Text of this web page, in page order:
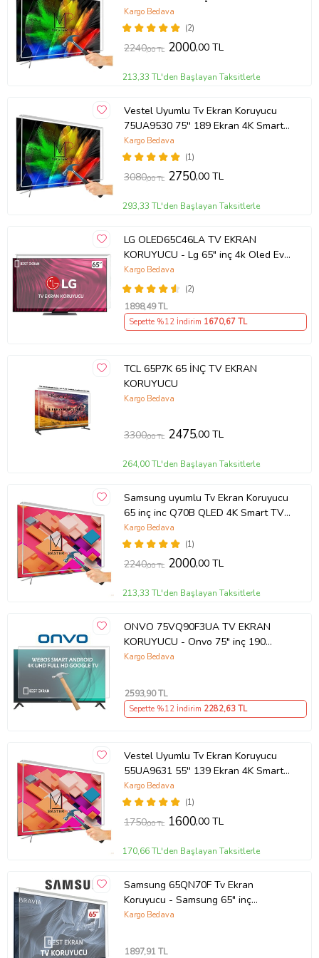
TCL QLED 4K TV
(2)
Kargo Bedava
2240,00 TL 2000,00 TL
213,33 TL'den Başlayan Taksitlerle
Vestel Uyumlu Tv Ekran Koruyucu
75UA9530 75'' 189 Ekran 4K Smart
Android TV
(1)
Kargo Bedava
3080,00 TL 2750,00 TL
293,33 TL'den Başlayan Taksitlerle
LG OLED65C46LA TV EKRAN
KORUYUCU - Lg 65" inç 4k Oled Evo
Ekran Koruyucu
(2)
Kargo Bedava
1898,49 TL
Sepette %12 İndirim 1670,67 TL
TCL 65P7K 65 İNÇ TV EKRAN
KORUYUCU
Kargo Bedava
3300,00 TL 2475,00 TL
264,00 TL'den Başlayan Taksitlerle
Samsung uyumlu Tv Ekran Koruyucu
65 inç inc Q70B QLED 4K Smart TV
(2022) QE65Q70BATXTK
(1)
Kargo Bedava
2240,00 TL 2000,00 TL
213,33 TL'den Başlayan Taksitlerle
ONVO 75VQ90F3UA TV EKRAN
KORUYUCU - Onvo 75" inç 190
Ekran QLED Şeffaf Koruma paneli
Kargo Bedava
2593,90 TL
Sepette %12 İndirim 2282,63 TL
Vestel Uyumlu Tv Ekran Koruyucu
55UA9631 55'' 139 Ekran 4K Smart
Android TV
(1)
Kargo Bedava
1750,00 TL 1600,00 TL
170,66 TL'den Başlayan Taksitlerle
Samsung 65QN70F Tv Ekran
Koruyucu - Samsung 65" inç
KIRILMAZ QLED KORUYUCU
Kargo Bedava
1897,91 TL